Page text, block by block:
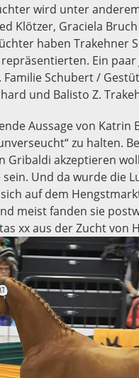
wird unter
Klötzer, Graciela
haben Trakehner
Ein
Schubert /
und Balisto Z.
Aussage von Katrin
zu halten.
Gribaldi akzeptieren
Und da wurde die
auf dem
meist fanden sie
xx aus der Zucht von